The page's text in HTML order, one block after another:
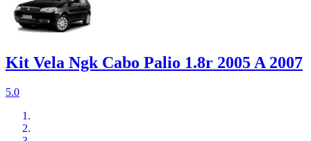
Kit Vela Ngk Cabo Palio 1.8r 2005 A 2007
5.0